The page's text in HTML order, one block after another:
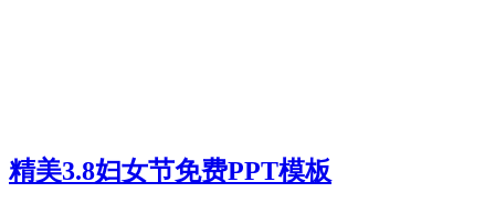
精美3.8妇女节免费PPT模板